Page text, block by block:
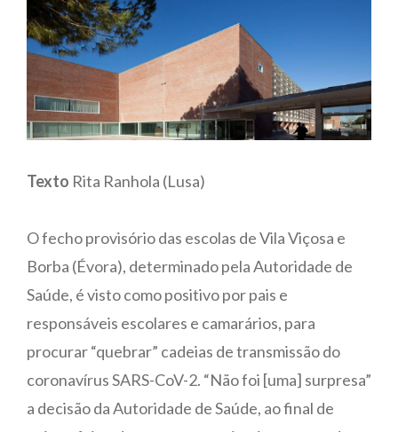
Texto Rita Ranhola (Lusa)
O fecho provisório das escolas de Vila Viçosa e
Borba (Évora), determinado pela Autoridade de
Saúde, é visto como positivo por pais e
responsáveis escolares e camarários, para
procurar “quebrar” cadeias de transmissão do
coronavírus SARS-CoV-2. “Não foi [uma] surpresa”
a decisão da Autoridade de Saúde, ao final de